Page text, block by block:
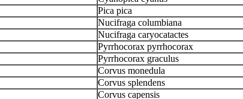
Pica pica
Nucifraga columbiana
Nucifraga caryocatactes
Pyrrhocorax pyrrhocorax
Pyrrhocorax graculus
Corvus monedula
Corvus splendens
Corvus capensis